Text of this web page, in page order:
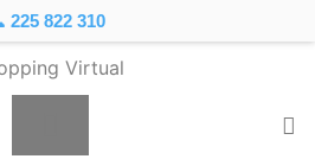
225 822 310